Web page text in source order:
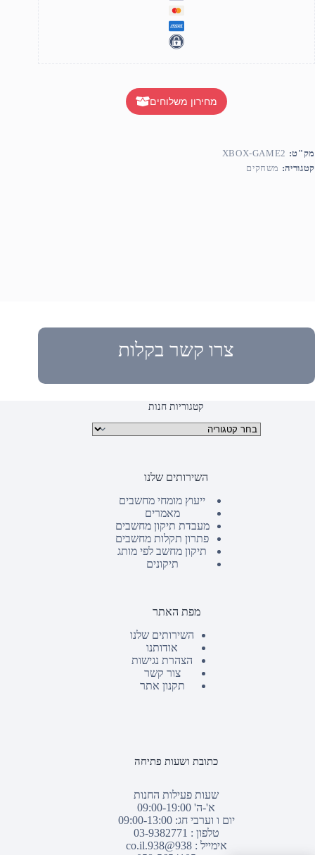
מחירון משלוחים
מק"ט: XBOX-GAME2
קטגוריה: משחקים
צרו קשר בקלות
קטגוריות חנות
קטגוריות מוצרים
השירותים שלנו
ייעוץ מומחי מחשבים
מאמרים
מעבדת תיקון מחשבים
פתרון תקלות מחשבים
תיקון מחשב לפי מותג
תיקונים
מפת האתר
השירותים שלנו
אודותנו
הצהרת נגישות
צור קשר
תקנון אתר
כתובת ושעות פתיחה
שעות פעילות החנות
א'-ה' 09:00-19:00
יום ו וערבי חג: 09:00-13:00
טלפון : 03-9382771
אימייל :938@938.co.il